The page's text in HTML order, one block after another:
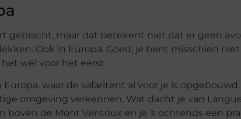
gebracht, maar dat betekent niet dat er geen
Ook in Europa. Goed, je bent misschien
wél voor het eerst.
waar de safaritent al voor je is
omgeving verkennen. Wat dacht je van
boven de Mont Ventoux en je ‘s ochtends een